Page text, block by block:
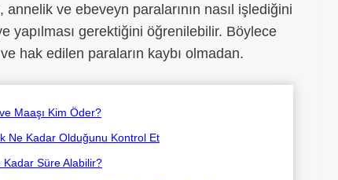
annelik ve ebeveyn paralarının nasıl işlediğini
yapılması gerektiğini öğrenilebilir. Böylece
hak edilen paraların kaybı olmadan.
Maaşı Kim Öder?
Ne Kadar Olduğunu Kontrol Et
Kadar Süre Alabilir?